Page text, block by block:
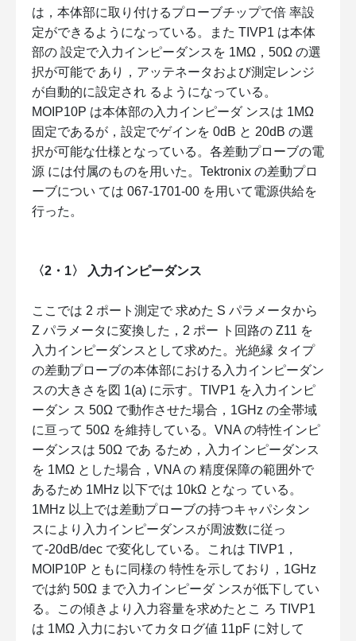
は，本体部に取り付けるプローブチップで倍 率設
定ができるようになっている。また TIVP1 は本体
部の 設定で入力インピーダンスを 1MΩ，50Ω の選
択が可能で あり，アッテネータおよび測定レンジ
が自動的に設定され るようになっている。
MOIP10P は本体部の入力インピーダ ンスは 1MΩ
固定であるが，設定でゲインを 0dB と 20dB の選
択が可能な仕様となっている。各差動プローブの電
源 には付属のものを用いた。Tektronix の差動プロ
ーブについ ては 067-1701-00 を用いて電源供給を
行った。
〈2・1〉 入力インピーダンス
ここでは 2 ポート測定で 求めた S パラメータから
Z パラメータに変換した，2 ポー ト回路の Z11 を
入力インピーダンスとして求めた。光絶縁 タイプ
の差動プローブの本体部における入力インピーダン
スの大きさを図 1(a) に示す。TIVP1 を入力インピ
ーダン ス 50Ω で動作させた場合，1GHz の全帯域
に亘って 50Ω を維持している。VNA の特性インピ
ーダンスは 50Ω であ るため，入力インピーダンス
を 1MΩ とした場合，VNA の 精度保障の範囲外で
あるため 1MHz 以下では 10kΩ となっ ている。
1MHz 以上では差動プローブの持つキャパシタン
スにより入力インピーダンスが周波数に従っ
て-20dB/dec で変化している。これは TIVP1，
MOIP10P ともに同様の 特性を示しており，1GHz
では約 50Ω まで入力インピーダ ンスが低下してい
る。この傾きより入力容量を求めたとこ ろ TIVP1
は 1MΩ 入力においてカタログ値 11pF に対して